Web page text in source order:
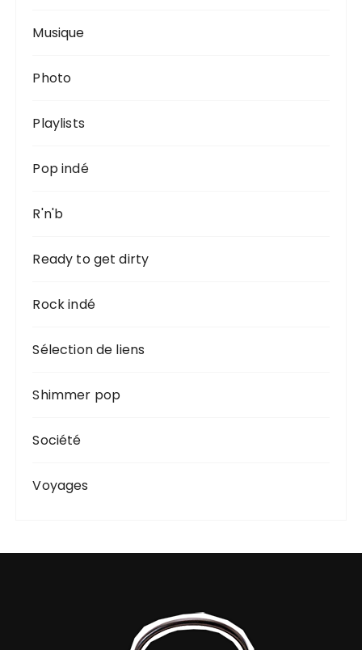
Musique
Photo
Playlists
Pop indé
R'n'b
Ready to get dirty
Rock indé
Sélection de liens
Shimmer pop
Société
Voyages